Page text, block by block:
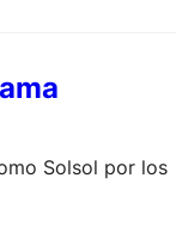
Solsol por los